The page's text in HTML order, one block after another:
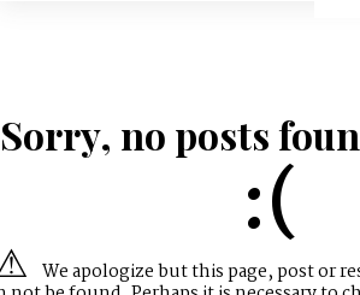
Sorry, no posts
:(
We apologize but this page, post or